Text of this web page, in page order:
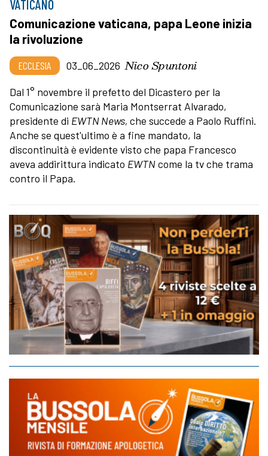
VATICANO
Comunicazione vaticana, papa Leone inizia
la rivoluzione
ECCLESIA 03_06_2026 Nico Spuntoni
Dal 1° novembre il prefetto del Dicastero per la
Comunicazione sarà Maria Montserrat Alvarado,
presidente di EWTN News, che succede a Paolo Ruffini.
Anche se quest'ultimo è a fine mandato, la
discontinuità è evidente visto che papa Francesco
aveva addirittura indicato EWTN come la tv che trama
contro il Papa.